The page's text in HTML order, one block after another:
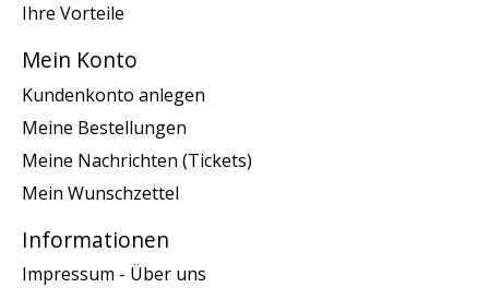
Ihre Vorteile
Mein Konto
Kundenkonto anlegen
Meine Bestellungen
Meine Nachrichten (Tickets)
Mein Wunschzettel
Informationen
Impressum - Über uns